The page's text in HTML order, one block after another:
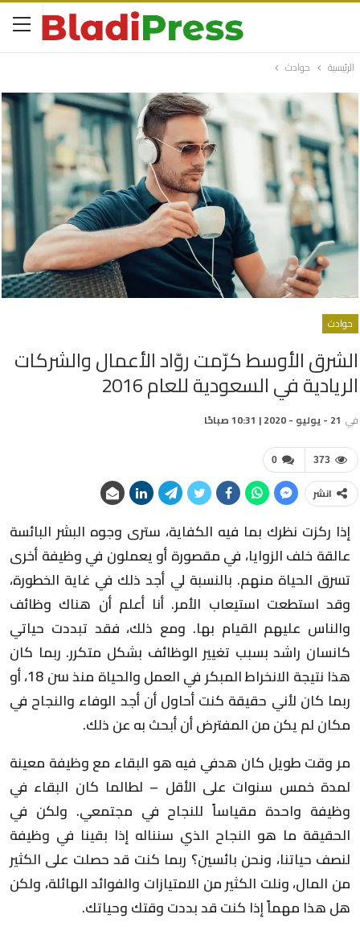
الرئيسية حوادث
حوادث
الشرق الأوسط كرّمت روّاد الأعمال والشركات
الريادية في السعودية للعام 2016
في 21 - يوليو - 2020 | 10:31 صباحًا
0 373
انشر
إذا ركزت نظرك بما فيه الكفاية، سترى وجوه البشر البائسة
عالقة خلف الزوايا، في مقصورة أو يعملون في وظيفة أخرى
تسرق الحياة منهم. بالنسبة لي أجد ذلك في غاية الخطورة،
وقد استطعت استيعاب الأمر. أنا أعلم أن هناك وظائف
والناس عليهم القيام بها. ومع ذلك، فقد تبددت حياتي
كانسان راشد بسبب تغيير الوظائف بشكل متكرر. ربما كان
هذا نتيجة الانخراط المبكر في العمل والحياة منذ سن 18، أو
ربما كان لأني حقيقة كنت أحاول أن أجد الوفاء والنجاح في
مكان لم يكن من المفترض أن أبحث به عن ذلك.
مر وقت طويل كان هدفي فيه هو البقاء مع وظيفة معينة
لمدة خمس سنوات على الأقل – لطالما كان البقاء في
وظيفة واحدة مقياساً للنجاح في مجتمعي. ولكن في
الحقيقة ما هو النجاح الذي سنناله إذا بقينا في وظيفة
لنصف حياتنا، ونحن بائسين؟ ربما كنت قد حصلت على الكثير
من المال، ونلت الكثير من الامتيازات والفوائد الهائلة، ولكن
هل هذا مهماً إذا كنت قد بددت وقتك وحياتك.